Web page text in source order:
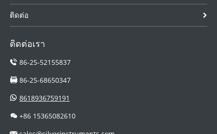
ติดต่อ
ติดต่อเรา
86-25-52155837
86-25-68650347
8618936759191
+86 15365082610